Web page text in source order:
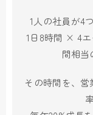
1人の社員が4
1日8時間 × 4
間相当
その時間を、